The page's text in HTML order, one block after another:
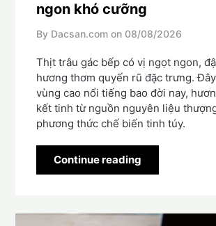
ngon khó cưỡng
By Dacsan.com on 08/08/2026
Thịt trâu gác bếp có vị ngọt ngon,
hương thơm quyến rũ đặc trưng.
vùng cao nổi tiếng bao đời nay,
kết tinh từ nguồn nguyên liệu
phương thức chế biến tinh túy.
Continue reading